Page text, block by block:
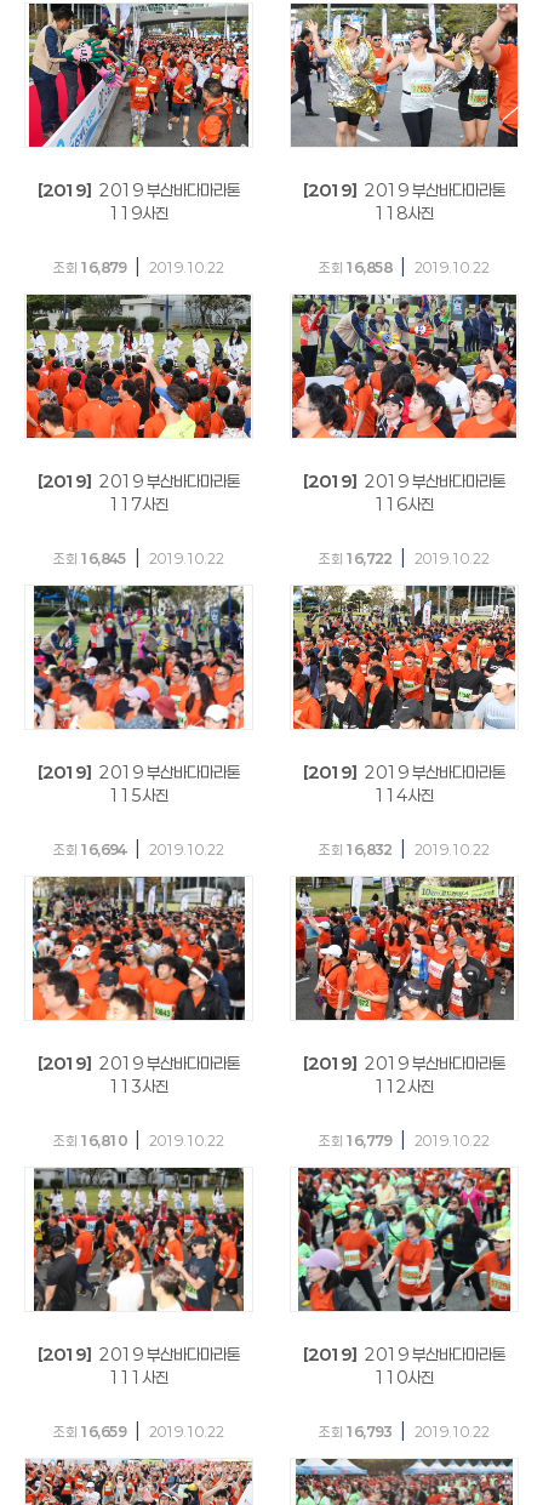
[2019] 2019 부산바다마라톤
119사진
조회 16,879 2019.10.22
[2019] 2019 부산바다마라톤
118사진
조회 16,858 2019.10.22
[2019] 2019 부산바다마라톤
117사진
조회 16,845 2019.10.22
[2019] 2019 부산바다마라톤
116사진
조회 16,722 2019.10.22
[2019] 2019 부산바다마라톤
115사진
조회 16,694 2019.10.22
[2019] 2019 부산바다마라톤
114사진
조회 16,832 2019.10.22
[2019] 2019 부산바다마라톤
113사진
조회 16,810 2019.10.22
[2019] 2019 부산바다마라톤
112사진
조회 16,779 2019.10.22
[2019] 2019 부산바다마라톤
111사진
조회 16,659 2019.10.22
[2019] 2019 부산바다마라톤
110사진
조회 16,793 2019.10.22